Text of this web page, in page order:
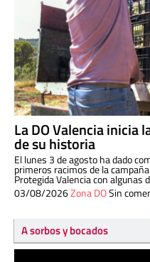
La DO Valencia inicia
de su historia
El lunes 3 de agosto ha dado
primeros racimos de la
Protegida Valencia con
03/08/2026Zona DOSin
A sorbos y bocados